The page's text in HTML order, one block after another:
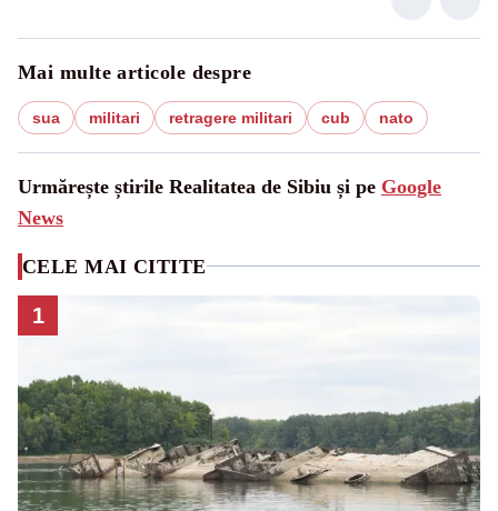
Mai multe articole despre
sua militari retragere militari cub nato
Urmărește știrile Realitatea de Sibiu și pe Google
News
CELE MAI CITITE
1